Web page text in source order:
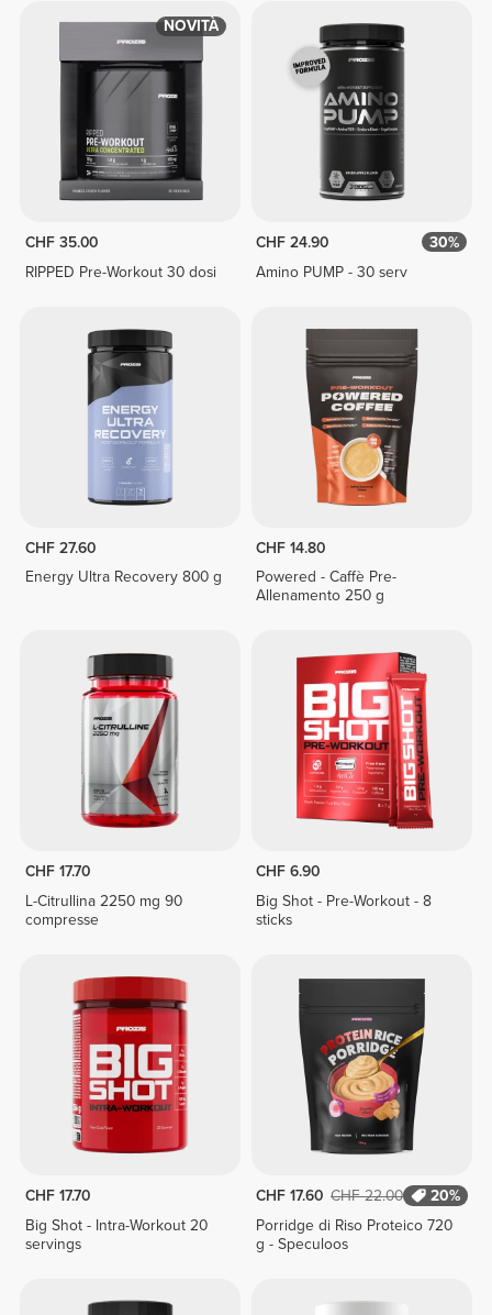
NOVITÀ
CHF 35.00
RIPPED Pre-Workout 30 dosi
CHF 24.90
30%
Amino PUMP - 30 serv
CHF 27.60
Energy Ultra Recovery 800 g
CHF 14.80
Powered - Caffè Pre-
Allenamento 250 g
CHF 17.70
L-Citrullina 2250 mg 90
compresse
CHF 6.90
Big Shot - Pre-Workout - 8
sticks
CHF 17.70
Big Shot - Intra-Workout 20
servings
CHF 17.60 CHF 22.00
20%
Porridge di Riso Proteico 720
g - Speculoos